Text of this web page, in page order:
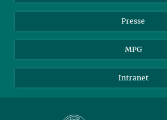
Presse
MPG
Intranet